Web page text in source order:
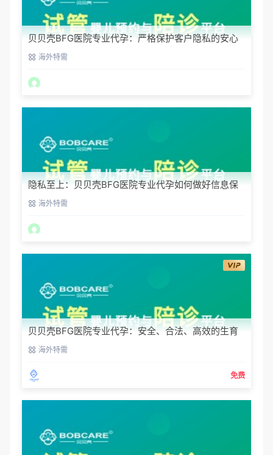
贝贝壳BFG医院专业代孕：严格保护客户隐私的安心
之选海外特需
隐私至上：贝贝壳BFG医院专业代孕如何做好信息保
密？海外特需
贝贝壳BFG医院专业代孕：安全、合法、高效的生育
解决方案
海外特需
免费